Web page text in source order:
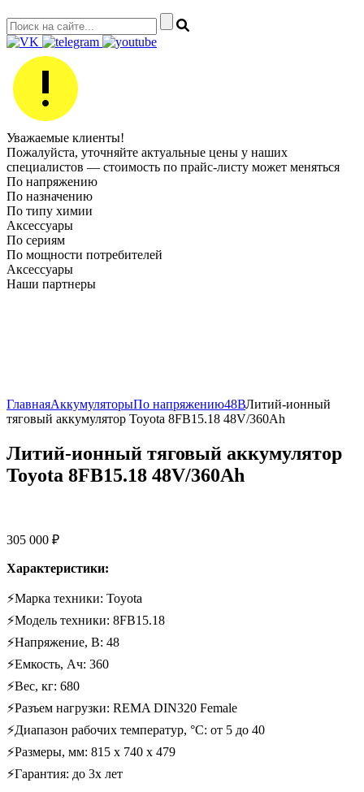
Уважаемые клиенты!
Пожалуйста, уточняйте актуальные цены у наших
специалистов — стоимость по прайс‑листу может меняться
По напряжению
По назначению
По типу химии
Аксессуары
По сериям
По мощности потребителей
Аксессуары
Наши партнеры
ГлавнаяАккумуляторыПо напряжению48ВЛитий-ионный
тяговый аккумулятор Toyota 8FB15.18 48V/360Ah
Литий-ионный тяговый аккумулятор
Toyota 8FB15.18 48V/360Ah
305 000 ₽
Характеристики:
⚡Марка техники: Toyota
⚡Модель техники: 8FB15.18
⚡Напряжение, В: 48
⚡Емкость, Ач: 360
⚡Вес, кг: 680
⚡Разъем нагрузки: REMA DIN320 Female
⚡Диапазон рабочих температур, °C: от 5 до 40
⚡Размеры, мм: 815 х 740 х 479
⚡Гарантия: до 3х лет